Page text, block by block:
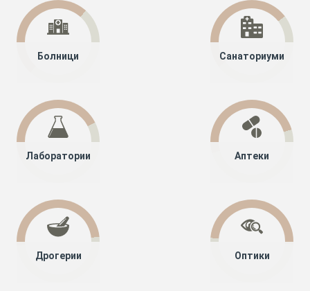
Болници Санаториуми
Лаборатории Аптеки
Дрогерии Оптики